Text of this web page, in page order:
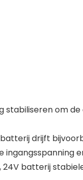
stabiliseren om
drijft
batterij